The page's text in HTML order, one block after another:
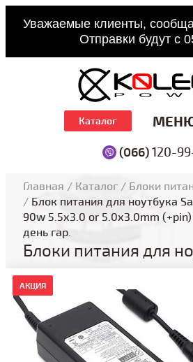
Уважаемые клиенты,
Отправки будут с
(066)120-
Каталог
Главная / Каталог / Блоки
/ Блок питания для ноутбука
90w 5.5x3.0 or 5.0x3.0mm (+pin)
день гар.
Блоки питания для
АКЦИЯ